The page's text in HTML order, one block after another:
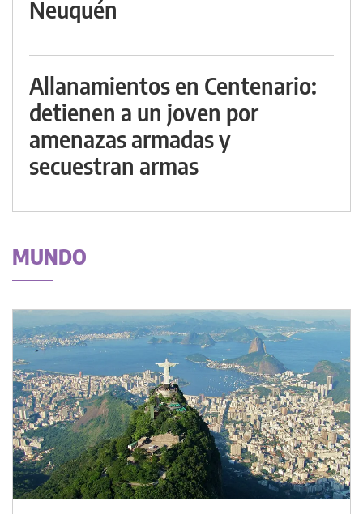
Neuquén
Allanamientos en Centenario:
detienen a un joven por
amenazas armadas y
secuestran armas
MUNDO